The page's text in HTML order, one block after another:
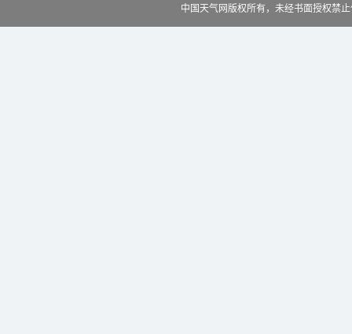
中国天气网版权所有，未经书面授权